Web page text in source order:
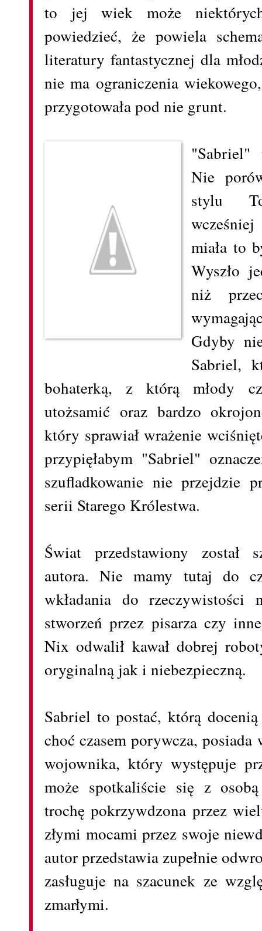
to jej wiek może
powiedzieć, że powiela
literatury fantastycznej dla
nie ma ograniczenia
przygotowała pod nie grunt.
"Sabriel"
Nie
stylu
miała to
Wyszło
niż
Gdyby
Sabriel,
bohaterką, z którą młody
utożsamić oraz bardzo
który sprawiał wrażenie
przypięłabym "Sabriel"
szufladkowanie nie przejdzie
serii Starego Królestwa.
Świat przedstawiony został
autora. Nie mamy tutaj do
wkładania do rzeczywistości
stworzeń przez pisarza czy
Nix odwalił kawał dobrej
oryginalną jak i niebezpieczną.
Sabriel to postać, którą
choć czasem porywcza,
wojownika, który występuje
może spotkaliście się z
trochę pokrzywdzona przez
złymi mocami przez swoje
autor przedstawia zupełnie
zasługuje na szacunek ze
zmarłymi.